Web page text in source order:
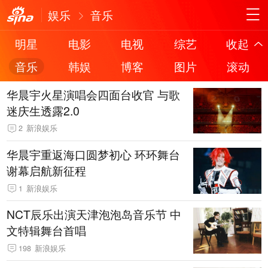
娱乐
音乐
明星
电影 电视 综艺
收起
音乐
韩娱 博客 图片
滚动
华晨宇火星演唱会四面台收官 与歌
迷庆生透露2.0
2 新浪娱乐
华晨宇重返海口圆梦初心 环环舞台
谢幕启航新征程
1 新浪娱乐
NCT辰乐出演天津泡泡岛音乐节 中
文特辑舞台首唱
198 新浪娱乐